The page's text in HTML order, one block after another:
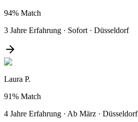
94% Match
3 Jahre Erfahrung · Sofort · Düsseldorf
Laura P.
91% Match
4 Jahre Erfahrung · Ab März · Düsseldorf